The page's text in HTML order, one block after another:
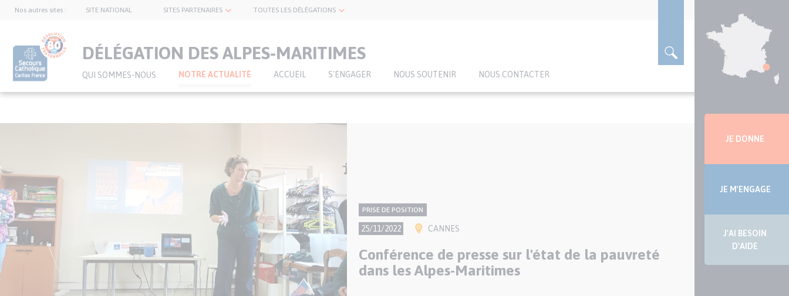
principal
Nos autres sites : SITE NATIONAL SITES PARTENAIRES TOUTES LES DÉLÉGATIONS
DÉLÉGATION DES ALPES-MARITIMES
QUI SOMMES-NOUS NOTRE ACTUALITÉ ACCUEIL S'ENGAGER NOUS SOUTENIR NOUS CONTACTER
l’article
CONTENU
NATIONAL
Thème
PRISE DE POSITION
25/11/2022 Ville(s)
CANNES
Conférence de presse sur l'état de la pauvreté
dans les Alpes-Maritimes
latéraleJE DONNE
JE M'ENGAGE
J'AI BESOIN
D'AIDE